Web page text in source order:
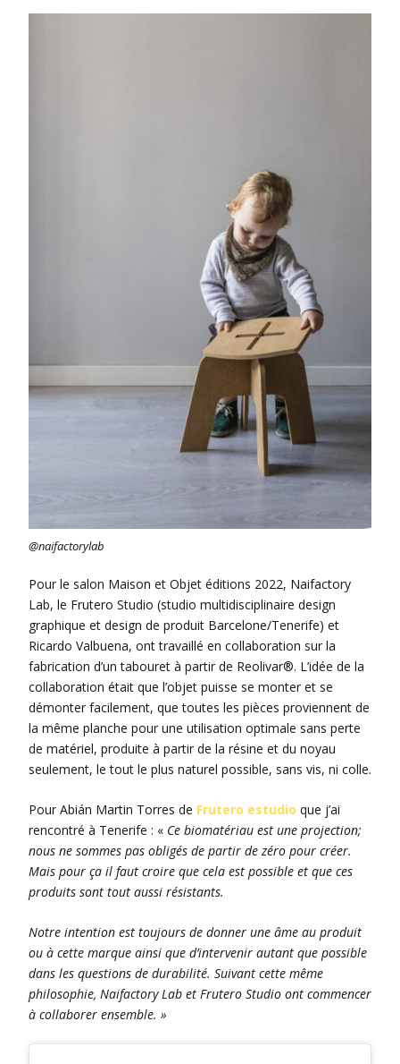
@naifactorylab
Pour le salon Maison et Objet éditions 2022, Naifactory
Lab, le Frutero Studio (studio multidisciplinaire design
graphique et design de produit Barcelone/Tenerife) et
Ricardo Valbuena, ont travaillé en collaboration sur la
fabrication d’un tabouret à partir de Reolivar®. L’idée de la
collaboration était que l’objet puisse se monter et se
démonter facilement, que toutes les pièces proviennent de
la même planche pour une utilisation optimale sans perte
de matériel, produite à partir de la résine et du noyau
seulement, le tout le plus naturel possible, sans vis, ni colle.
Pour Abián Martin Torres de Frutero estudio que j’ai
rencontré à Tenerife : « Ce biomatériau est une projection;
nous ne sommes pas obligés de partir de zéro pour créer.
Mais pour ça il faut croire que cela est possible et que ces
produits sont tout aussi résistants.
Notre intention est toujours de donner une âme au produit
ou à cette marque ainsi que d’intervenir autant que possible
dans les questions de durabilité. Suivant cette même
philosophie, Naifactory Lab et Frutero Studio ont commencer
à collaborer ensemble. »